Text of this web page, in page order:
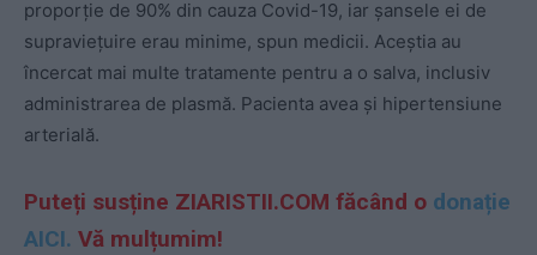
proporție de 90% din cauza Covid-19, iar șansele ei de
supraviețuire erau minime, spun medicii. Aceștia au
încercat mai multe tratamente pentru a o salva, inclusiv
administrarea de plasmă. Pacienta avea și hipertensiune
arterială.
Puteți susține ZIARISTII.COM făcând o donație
AICI. Vă mulțumim!